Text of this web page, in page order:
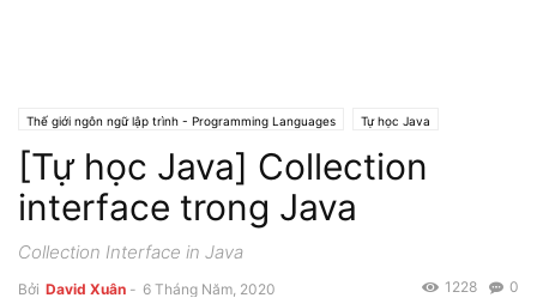
Thế giới ngôn ngữ lập trình - Programming Languages Tự học Java
[Tự học Java] Collection
interface trong Java
Collection Interface in Java
Bởi David Xuân - 6 Tháng Năm, 2020 0
1228